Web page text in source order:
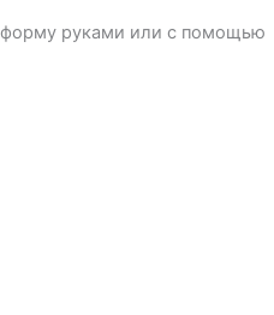
руками или с помощью